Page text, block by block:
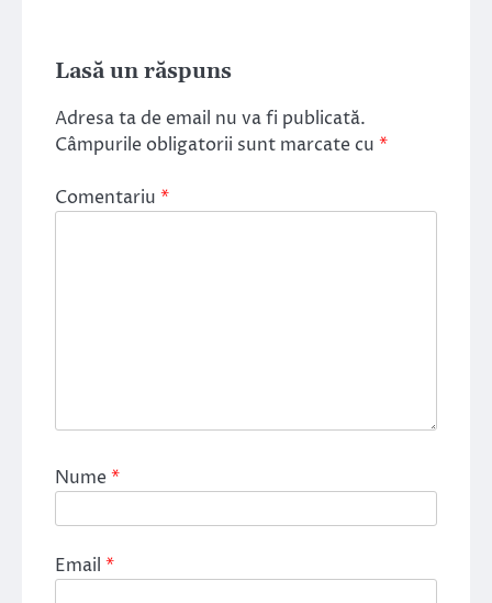
Lasă un răspuns
Adresa ta de email nu va fi publicată.
Câmpurile obligatorii sunt marcate cu *
Comentariu *
Nume*
Email *